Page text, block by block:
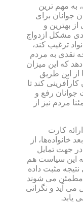
به مهم ترین
جوانان برای
بهترین و
مشکل ازدواج
ترغیب کند،
نقدی به مردم
که این میزان
از این طریق
کند تا
رفع و
مردم نیز از
کارت
از
جهت تمایل
این سیاست هم
مثبت داده
مطمئن می شوند
می آید و نگرانی
یابد.